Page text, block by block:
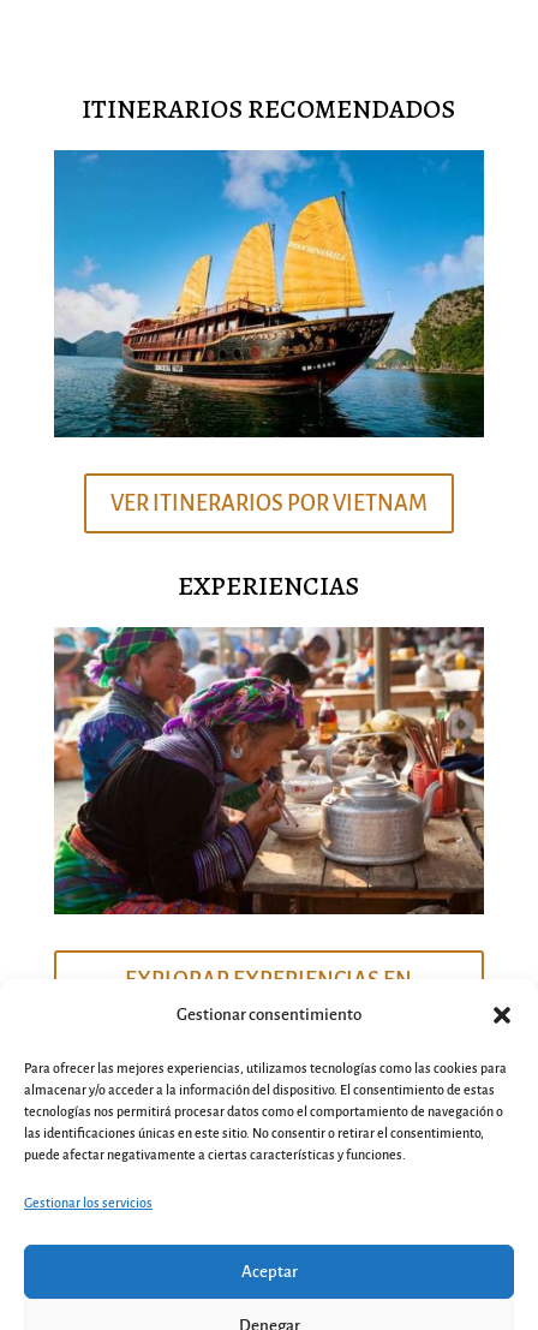
Gestionar consentimiento
Para ofrecer las mejores experiencias, utilizamos tecnologías como las cookies para
almacenar y/o acceder a la información del dispositivo. El consentimiento de estas
tecnologías nos permitirá procesar datos como el comportamiento de navegación o
las identificaciones únicas en este sitio. No consentir o retirar el consentimiento,
puede afectar negativamente a ciertas características y funciones.
Gestionar los servicios
Aceptar
Denegar
ITINERARIOS RECOMENDADOS
VER ITINERARIOS POR VIETNAM
EXPERIENCIAS
EXPLORAR EXPERIENCIAS EN
VIETNAM